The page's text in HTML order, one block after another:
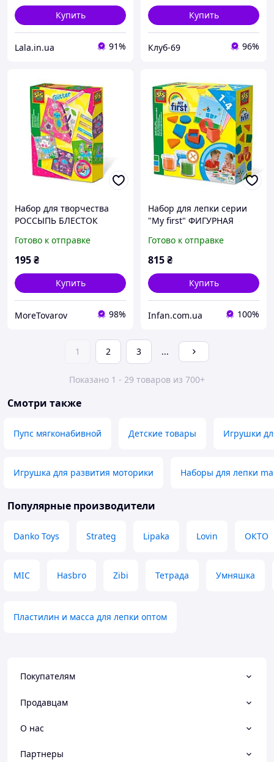
Купить
Lala.in.ua 91%
Купить
Клуб-69 96%
Набор для творчества
РОССЫПЬ БЛЕСТОК
Готово к отправке
195₴
Купить
MoreTovarov 98%
Набор для лепки серии
"My first" ФИГУРНАЯ
14433S
Готово к отправке
815₴
Купить
Infan.com.ua 100%
1 2 3 ...
Показано 1 - 29 товаров из 700+
Смотри также
Пупс мягконабивной Детские товары Игрушки
Игрушка для развития моторики Наборы для лепки
Популярные производители
Danko Toys Strateg Lipaka Lovin ОКТО
MIC Hasbro Zibi Тетрада Умняшка
Пластилин и масса для лепки оптом
Покупателям
Продавцам
О нас
Партнеры